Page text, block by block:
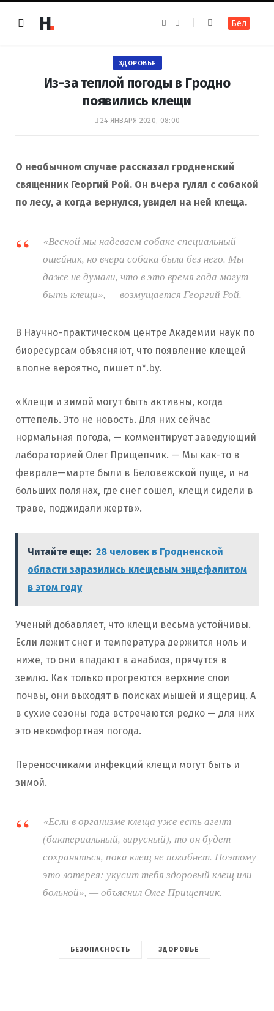
e
k
t
a
m
Бел
ЗДОРОВЬЕ
Из-за теплой погоды в Гродно
появились клещи
24 ЯНВАРЯ 2020, 08:00
О необычном случае рассказал гродненский
священник Георгий Рой. Он вчера гулял с собакой
по лесу, а когда вернулся, увидел на ней клеща.
«Весной мы надеваем собаке специальный
ошейник, но вчера собака была без него. Мы
даже не думали, что в это время года могут
быть клещи», — возмущается Георгий Рой.
В Научно-практическом центре Академии наук по
биоресурсам объясняют, что появление клещей
вполне вероятно, пишет n*.by.
«Клещи и зимой могут быть активны, когда
оттепель. Это не новость. Для них сейчас
нормальная погода, — комментирует заведующий
лабораторией Олег Прищепчик. — Мы как-то в
феврале—марте были в Беловежской пуще, и на
больших полянах, где снег сошел, клещи сидели в
траве, поджидали жертв».
Читайте еще: 28 человек в Гродненской
области заразились клещевым энцефалитом
в этом году
Ученый добавляет, что клещи весьма устойчивы.
Если лежит снег и температура держится ноль и
ниже, то они впадают в анабиоз, прячутся в
землю. Как только прогреются верхние слои
почвы, они выходят в поисках мышей и ящериц. А
в сухие сезоны года встречаются редко — для них
это некомфортная погода.
Переносчиками инфекций клещи могут быть и
зимой.
«Если в организме клеща уже есть агент
(бактериальный, вирусный), то он будет
сохраняться, пока клещ не погибнет. Поэтому
это лотерея: укусит тебя здоровый клещ или
больной», — объяснил Олег Прищепчик.
БЕЗОПАСНОСТЬ ЗДОРОВЬЕ